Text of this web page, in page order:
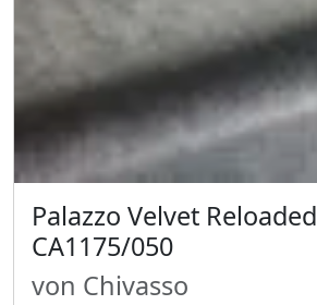
Palazzo Velvet Reloaded
CA1175/050
von Chivasso